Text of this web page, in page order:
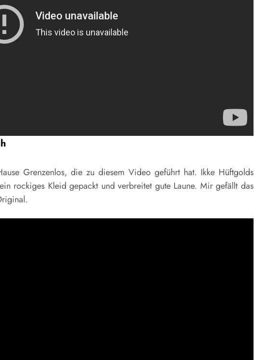
Grenzenlos, die zu diesem Video geführt hat. Ikke Hüftgolds
rockiges Kleid gepackt und verbreitet gute Laune. Mir gefällt das